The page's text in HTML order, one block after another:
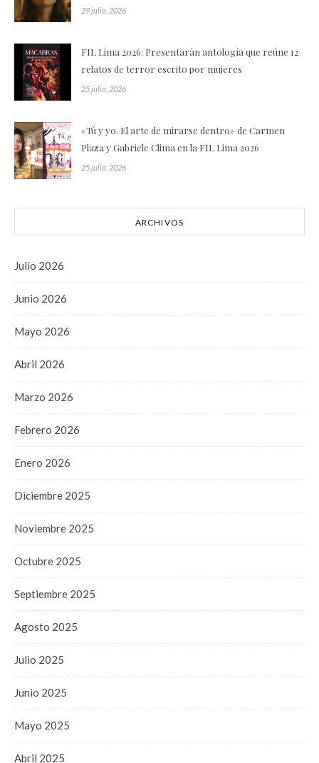
29 julio, 2026
FIL Lima 2026: Presentarán antología que reúne 12
relatos de terror escrito por mujeres
25 julio, 2026
«Tú y yo. El arte de mirarse dentro» de Carmen
Plaza y Gabriele Clima en la FIL Lima 2026
25 julio, 2026
ARCHIVOS
Julio 2026
Junio 2026
Mayo 2026
Abril 2026
Marzo 2026
Febrero 2026
Enero 2026
Diciembre 2025
Noviembre 2025
Octubre 2025
Septiembre 2025
Agosto 2025
Julio 2025
Junio 2025
Mayo 2025
Abril 2025